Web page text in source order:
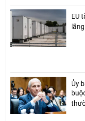
EU
Ủy